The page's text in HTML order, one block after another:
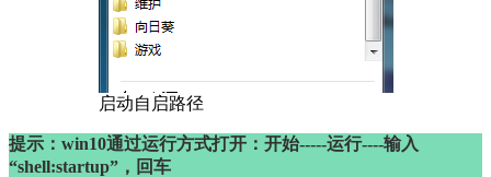
启动自启路径
提示：win10通过运行方式打开：开始-----运行----输入
“shell:startup”，回车